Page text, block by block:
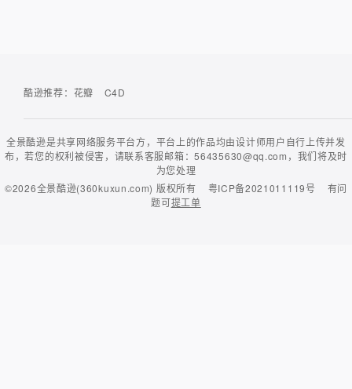
酷逊推荐： 花瓣 C4D
全景酷逊是共享网络服务平台方，平台上的作品均由设计师用户自行上传并发
布，若您的权利被侵害，请联系客服邮箱：56435630@qq.com，我们将及时
为您处理
©2026全景酷逊(360kuxun.com) 版权所有 粤ICP备2021011119号
有问
题可提工单